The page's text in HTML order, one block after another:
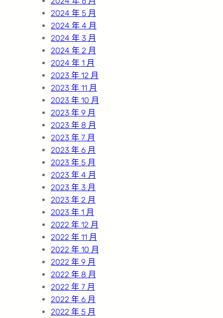
2024 年 5 月
2024 年 4 月
2024 年 3 月
2024 年 2 月
2024 年 1 月
2023 年 12 月
2023 年 11 月
2023 年 10 月
2023 年 9 月
2023 年 8 月
2023 年 7 月
2023 年 6 月
2023 年 5 月
2023 年 4 月
2023 年 3 月
2023 年 2 月
2023 年 1 月
2022 年 12 月
2022 年 11 月
2022 年 10 月
2022 年 9 月
2022 年 8 月
2022 年 7 月
2022 年 6 月
2022 年 5 月